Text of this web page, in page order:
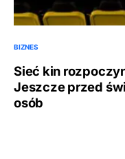
BIZNES
Sieć kin
Jeszcze przed
osób